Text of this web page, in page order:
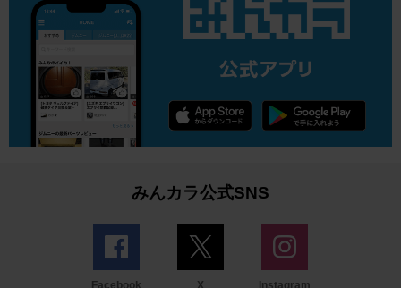
みんカラ公式SNS
Facebook X Instagram